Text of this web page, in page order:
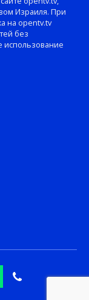
Израиля. При
на opentv.tv
без
использование